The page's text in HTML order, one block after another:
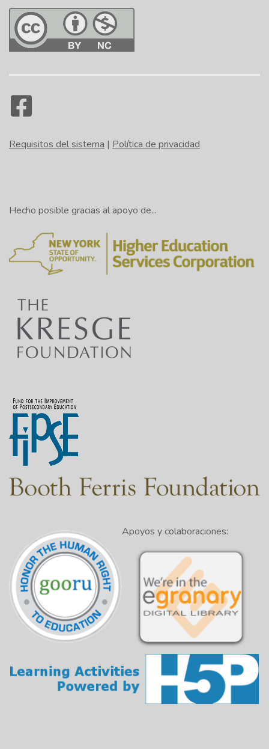
Requisitos del sistema | Política de privacidad
Hecho posible gracias al apoyo de...
Apoyos y colaboraciones: